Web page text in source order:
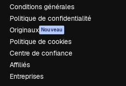
Conditions générales
Politique de confidentialité
Originaux Nouveau
Politique de cookies
Centre de confiance
Affiliés
Entreprises